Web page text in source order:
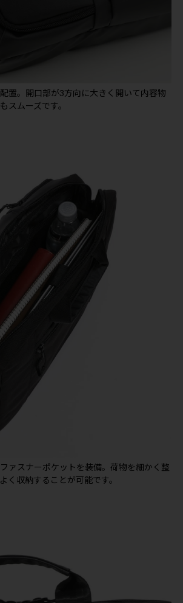
置。開口部が3方向に大きく開いて内容物
スムーズです。
ァスナーポケットを装備。荷物を細かく整
く収納することが可能です。